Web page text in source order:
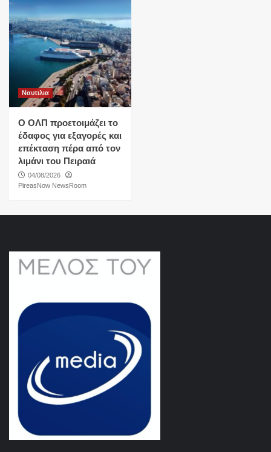
Ναυτιλια
O ΟΛΠ προετοιμάζει το
έδαφος για εξαγορές και
επέκταση πέρα από τον
λιμάνι του Πειραιά
04/08/2026
PireasNow NewsRoom